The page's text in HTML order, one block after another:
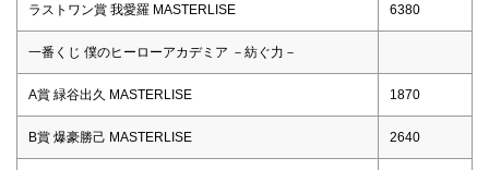
ラストワン賞 我愛羅 MASTERLISE 6380
一番くじ 僕のヒーローアカデミア －紡ぐ力－
A賞 緑谷出久 MASTERLISE 1870
B賞 爆豪勝己 MASTERLISE 2640